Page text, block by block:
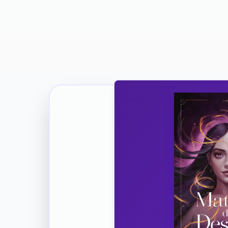
Vuoi
Ricevi la Tua Copia